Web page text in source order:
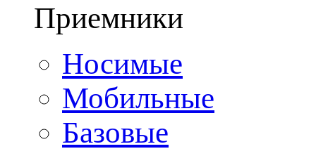
Приемники
Носимые
Мобильные
Базовые